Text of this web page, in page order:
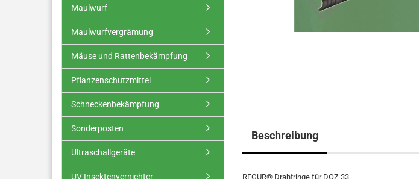
Beschreibung
REGUR® Drahtringe für DOZ 33
Maulwurf
Maulwurfvergrämung
Mäuse und Rattenbekämpfung
Pflanzenschutzmittel
Schneckenbekämpfung
Sonderposten
Ultraschallgeräte
UV Insektenvernichter